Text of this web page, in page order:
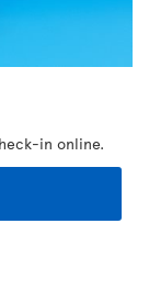
in online.